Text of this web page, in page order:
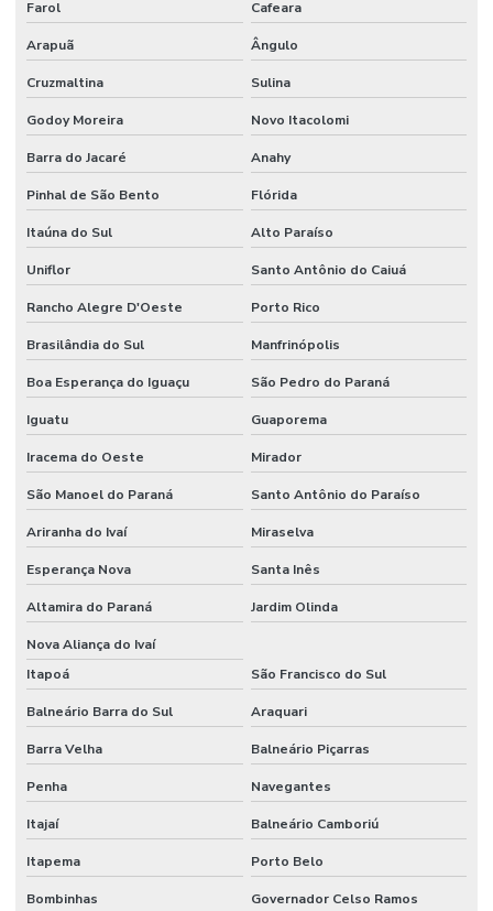
Farol Cafeara
Arapuã Ângulo
Cruzmaltina Sulina
Godoy Moreira Novo Itacolomi
Barra do Jacaré Anahy
Pinhal de São Bento Flórida
Itaúna do Sul Alto Paraíso
Uniflor Santo Antônio do Caiuá
Rancho Alegre D'Oeste Porto Rico
Brasilândia do Sul Manfrinópolis
Boa Esperança do Iguaçu São Pedro do Paraná
Iguatu Guaporema
Iracema do Oeste Mirador
São Manoel do Paraná Santo Antônio do Paraíso
Ariranha do Ivaí Miraselva
Esperança Nova Santa Inês
Altamira do Paraná Jardim Olinda
Nova Aliança do Ivaí
Itapoá
São Francisco do Sul
Balneário Barra do Sul Araquari
Barra Velha Balneário Piçarras
Penha Navegantes
Itajaí Balneário Camboriú
Itapema Porto Belo
Bombinhas Governador Celso Ramos